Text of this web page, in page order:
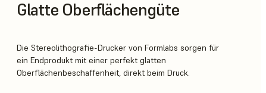
Glatte Oberflächengüte
Die Stereolithografie-Drucker von Formlabs sorgen für
ein Endprodukt mit einer perfekt glatten
Oberflächenbeschaffenheit, direkt beim Druck.